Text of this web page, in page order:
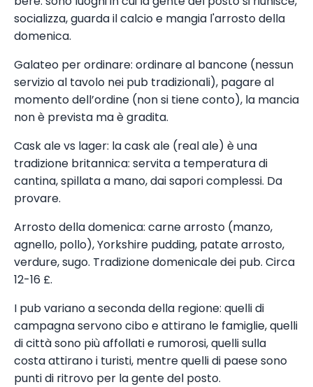
socializza, guarda il calcio e mangia l'arrosto della
domenica.
Galateo per ordinare: ordinare al bancone (nessun
servizio al tavolo nei pub tradizionali), pagare al
momento dell’ordine (non si tiene conto), la mancia
non è prevista ma è gradita.
Cask ale vs lager: la cask ale (real ale) è una
tradizione britannica: servita a temperatura di
cantina, spillata a mano, dai sapori complessi. Da
provare.
Arrosto della domenica: carne arrosto (manzo,
agnello, pollo), Yorkshire pudding, patate arrosto,
verdure, sugo. Tradizione domenicale dei pub. Circa
12-16 £.
I pub variano a seconda della regione: quelli di
campagna servono cibo e attirano le famiglie, quelli
di città sono più affollati e rumorosi, quelli sulla
costa attirano i turisti, mentre quelli di paese sono
punti di ritrovo per la gente del posto.